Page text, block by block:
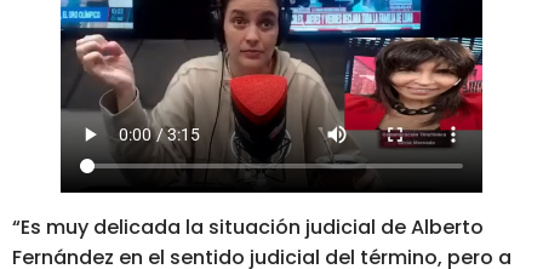
“Es muy delicada la situación judicial de Alberto
Fernández en el sentido judicial del término, pero a